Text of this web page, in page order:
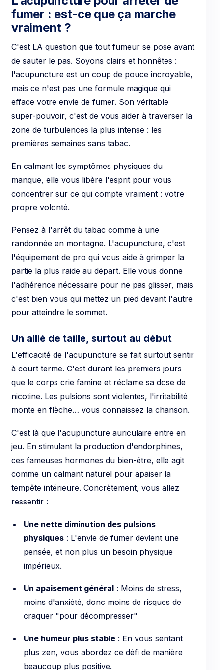
fumer : est-ce que ça marche
vraiment ?
C'est LA question que tout fumeur se pose avant
de sauter le pas. Soyons clairs et honnêtes :
l'acupuncture est un coup de pouce incroyable,
mais ce n'est pas une formule magique qui
efface votre envie de fumer. Son véritable
super-pouvoir, c'est de vous aider à traverser la
zone de turbulences la plus intense : les
premières semaines sans tabac.
En calmant les symptômes physiques du
manque, elle vous libère l'esprit pour vous
concentrer sur ce qui compte vraiment : votre
propre volonté.
Pensez à l'arrêt du tabac comme à une
randonnée en montagne. L'acupuncture, c'est
l'équipement de pro qui vous aide à grimper la
partie la plus raide au départ. Elle vous donne
l'adhérence nécessaire pour ne pas glisser, mais
c'est bien vous qui mettez un pied devant l'autre
pour atteindre le sommet.
Un allié de taille, surtout au début
L'efficacité de l'acupuncture se fait surtout sentir
à court terme. C'est durant les premiers jours
que le corps crie famine et réclame sa dose de
nicotine. Les pulsions sont violentes, l'irritabilité
monte en flèche… vous connaissez la chanson.
C'est là que l'acupuncture auriculaire entre en
jeu. En stimulant la production d'endorphines,
ces fameuses hormones du bien-être, elle agit
comme un calmant naturel pour apaiser la
tempête intérieure. Concrètement, vous allez
ressentir :
Une nette diminution des pulsions
physiques: L'envie de fumer devient une
pensée, et non plus un besoin physique
impérieux.
Un apaisement général: Moins de stress,
moins d'anxiété, donc moins de risques de
craquer "pour décompresser".
Une humeur plus stable: En vous sentant
plus zen, vous abordez ce défi de manière
beaucoup plus positive.